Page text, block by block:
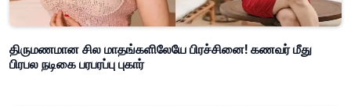
திருமணமான சில மாதங்களிலேயே பிரச்சினை! கணவர் மீது
பிரபல நடிகை பரபரப்பு புகார்